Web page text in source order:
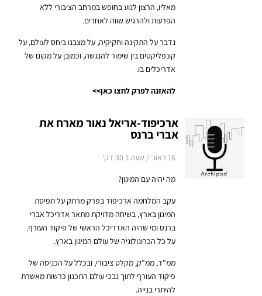
מאליו, הרצון לנוע בחופש במרחב הציבורי ללא
הפרעות ולהרגיש שווה לאחרים.
נדבר על התקינה וחקיקיה, על מצבנו ביחס לעולם, על
קונפליקטים בין שימור להנגשה, וכמובן על מקום של
אדריכלים בו.
להאזנה לפרק לחצו כאן>>
ארכיפוד-אריאל נאור מארח את
אברי ברנס
16 באוג׳ / שעה 1 30 דק'
מה יהיה עם המיגון?
עקב המלחמה ארכיפוד בפרק מרתק על תפיסת
המיגון בארץ, בשיחה מדויקת מתאר אדריכל אברי
ברנס ומי שהיה האדריכל הראשי של פיקוד העורף.
על כל הכרונולוגיה של עולם המיגון בארץ.
ממ"ד, ממ"ק, מקלט ציבורי, ובכלל על הכניסה של
פיקוד העורף לתוך נבכי עולם התכנון כרשות מאשרת
להיתרי בנייה.